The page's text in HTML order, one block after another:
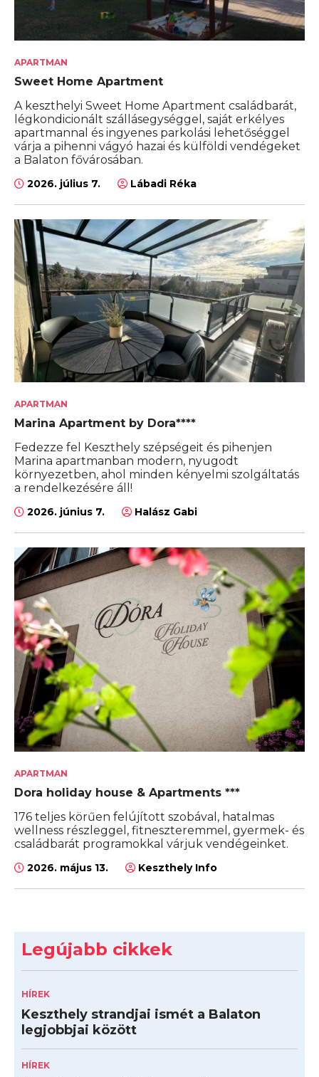
APARTMAN
Sweet Home Apartment
A keszthelyi Sweet Home Apartment családbarát,
légkondicionált szállásegységgel, saját erkélyes
apartmannal és ingyenes parkolási lehetőséggel
várja a pihenni vágyó hazai és külföldi vendégeket
a Balaton fővárosában.
2026. július 7. Lábadi Réka
APARTMAN
Marina Apartment by Dora****
Fedezze fel Keszthely szépségeit és pihenjen
Marina apartmanban modern, nyugodt
környezetben, ahol minden kényelmi szolgáltatás
a rendelkezésére áll!
2026. június 7. Halász Gabi
APARTMAN
Dora holiday house & Apartments ***
176 teljes körűen felújított szobával, hatalmas
wellness részleggel, fitneszteremmel, gyermek- és
családbarát programokkal várjuk vendégeinket.
2026. május 13. Keszthely Info
Legújabb cikkek
HÍREK
Keszthely strandjai ismét a Balaton
legjobbjai között
HÍREK